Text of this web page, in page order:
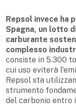
Repsol invece ha
Spagna, un lotto
carburante
complesso
consiste in 5.300
cui uso eviterà
Repsol sta
strumento
del carbonio entro